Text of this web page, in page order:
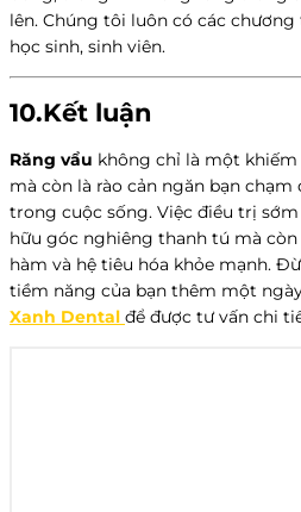
lên. Chúng tôi luôn có các
học sinh, sinh viên.
10.Kết luận
Răng vẩu không chỉ là một
mà còn là rào cản ngăn bạn
trong cuộc sống. Việc điều trị
hữu góc nghiêng thanh tú mà
hàm và hệ tiêu hóa khỏe mạnh.
tiềm năng của bạn thêm một
Xanh Dental để được tư vấn chi